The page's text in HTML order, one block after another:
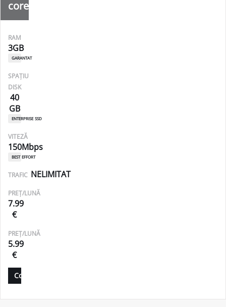
core
RAM
3GB
garantat
SPAȚIU
DISK
40
GB
enterprise ssd
VITEZĂ
150Mbps
best effort
TRAFIC NELIMITAT
PREȚ/LUNĂ
7.99
€
PREȚ/LUNĂ
5.99
€
Comandă